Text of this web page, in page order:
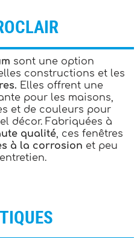
sont une option
constructions et les
Elles offrent une
pour les maisons,
et de couleurs pour
décor. Fabriquées à
qualité, ces fenêtres
à la corrosion et peu